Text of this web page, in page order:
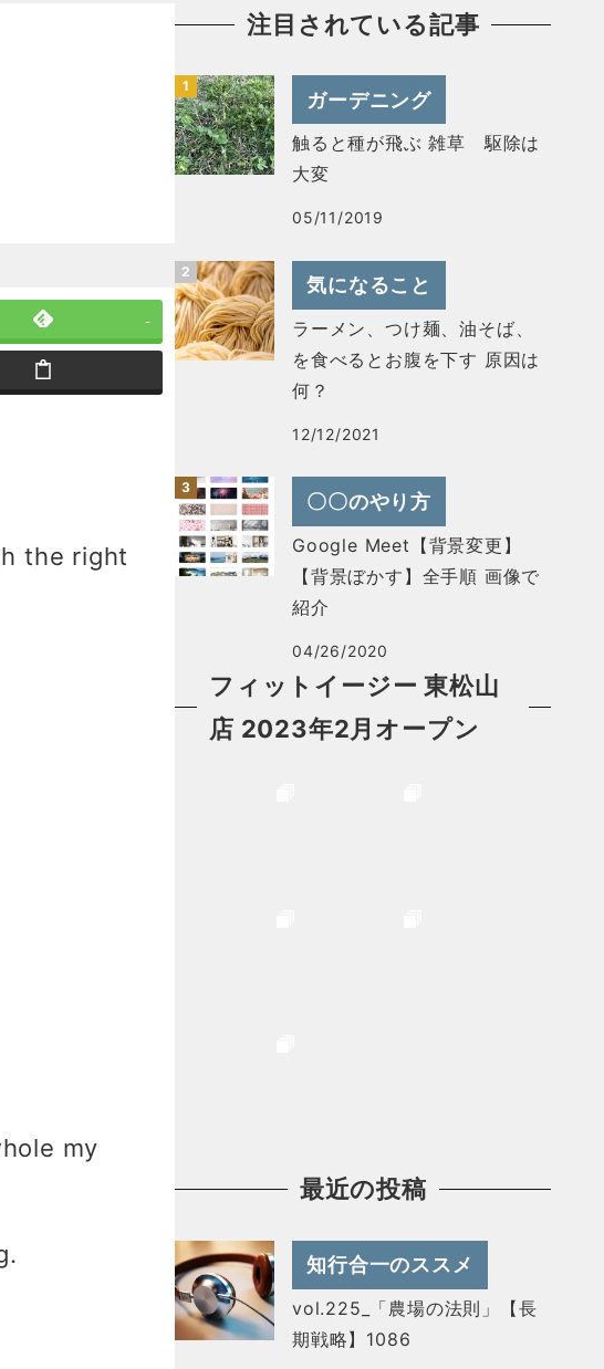
-
the right
my
注目されている記事
ガーデニング
触ると種が飛ぶ 雑草 駆除は
大変
05/11/2019
気になること
ラーメン、つけ麺、油そば、
を食べるとお腹を下す 原因は
何？
12/12/2021
〇〇のやり方
Google Meet【背景変更】
【背景ぼかす】全手順 画像で
紹介
04/26/2020
フィットイージー 東松山
店 2023年2月オープン
最近の投稿
知行合一のススメ
vol.225_「農場の法則」【長
期戦略】1086